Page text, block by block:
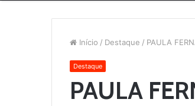
Início / Destaque / PAULA
Destaque
PAULA